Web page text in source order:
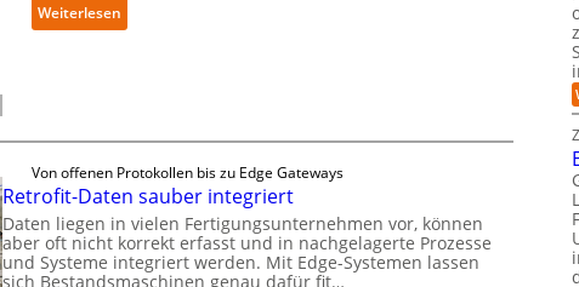
i
o
r
t
e
t
B
i
e
Weiterlesen:
P
s
e
D
-
I
n
Von offenen Protokollen bis zu Edge Gateways
Retrofit-Daten sauber integriert
Daten liegen in vielen Fertigungsunternehmen vor, können
aber oft nicht korrekt erfasst und in nachgelagerte Prozesse
und Systeme integriert werden. Mit Edge-Systemen lassen
sich Bestandsmaschinen genau dafür fit…